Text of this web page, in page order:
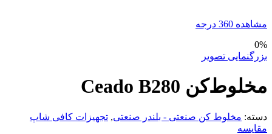
مشاهده 360 درجه
0%
بزرگنمایی تصویر
مخلوط‌کن Ceado B280
دسته: مخلوط کن صنعتی - بلندر صنعتی, تجهیزات کافی شاپ
مقایسه